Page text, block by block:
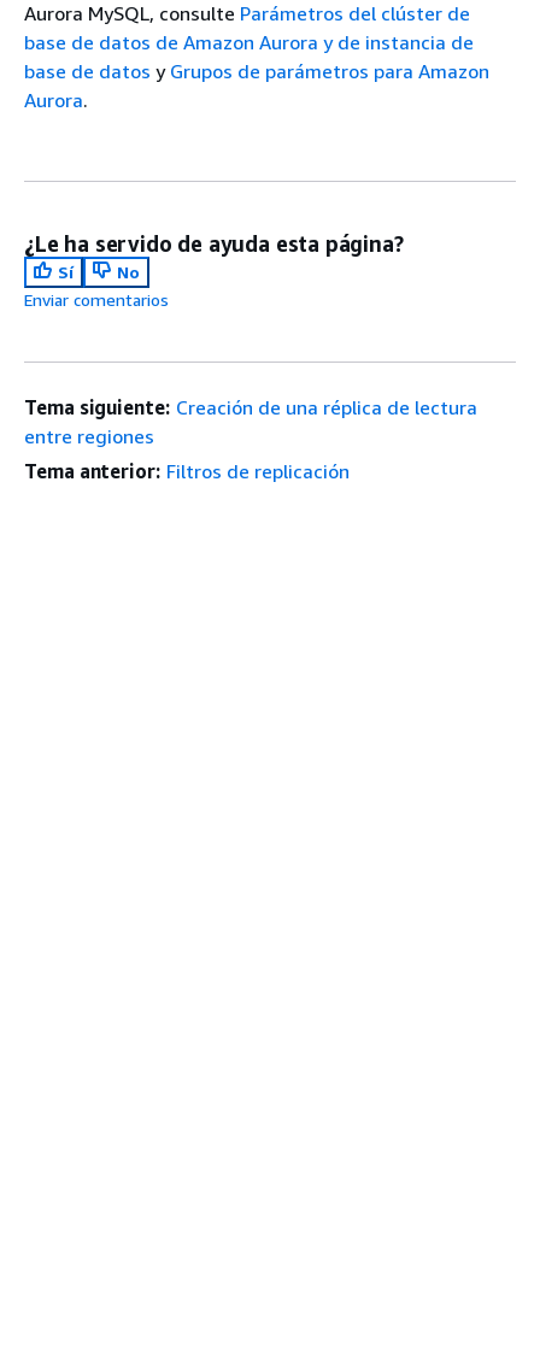
Aurora MySQL, consulte Parámetros del clúster de
base de datos de Amazon Aurora y de instancia de
base de datos y Grupos de parámetros para Amazon
Aurora.
¿Le ha servido de ayuda esta página?
Sí
No
Enviar comentarios
Tema siguiente: Creación de una réplica de lectura
entre regiones
Tema anterior: Filtros de replicación